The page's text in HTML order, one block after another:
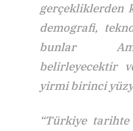
gerçekliklerden
demografi,
bunlar
belirleyecektir
yirmi birinci
“Türkiye tarihte